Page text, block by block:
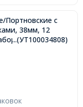
Портновские с
38мм, 12
...(УТ100034808)